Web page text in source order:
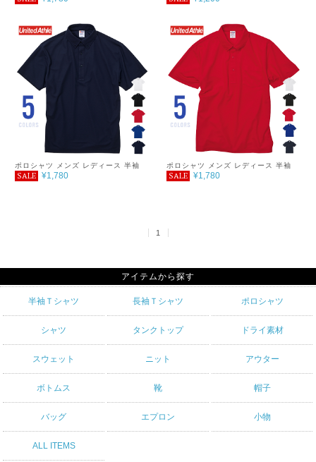
ポロシャツ メンズ レディース 半袖
4.7オンス スペシャルドライ鹿の子ポ
SALE ¥1,780
ポロシャツ メンズ レディース 半袖
4.7オンス スペシャルドライ鹿の子 ポ
SALE ¥1,780
1
アイテムから探す
半袖Ｔシャツ 長袖Ｔシャツ ポロシャツ
シャツ タンクトップ ドライ素材
スウェット ニット アウター
ボトムス 靴 帽子
バッグ エプロン 小物
ALL ITEMS